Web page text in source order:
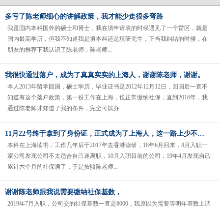
多亏了陈老师细心的讲解政策，我才能少走很多弯路
我是国内本科国外的硕士和博士，我在填申请表的时候遇见了一个雷区，就是
国内最高学历，但我不知道我是填本科还是填研究生，正当我纠结的时候，在
朋友的推荐下我认识了陈老师，陈老师...
我很快通过落户，成为了真真实实的上海人，谢谢陈老师，谢谢。
本人2013年留学回国，硕士学历，毕业证书是2012年12月12日，回国后一直不
知道有这个落户政策，第一份工作在上海，也正常缴纳社保，直到2016年，我
通过陈老师才知道了我的条件，完全可以办...
11月22号终于拿到了身份证，正式成为了上海人，这一路上少不了陈老师的帮助
本科在上海读书，工作几年后于2017年去香港读研，18年6月回来，8月入职一
家公司发现公司不太适合自己遂离职，10月入职目前的公司，19年4月发现自己
累计六个月的社保满了，于是按照陈老师...
谢谢陈老师跟我说需要缴纳社保基数，
2019年7月入职，公司交的社保基数一直是8000，我原以为需要等明年基数上调